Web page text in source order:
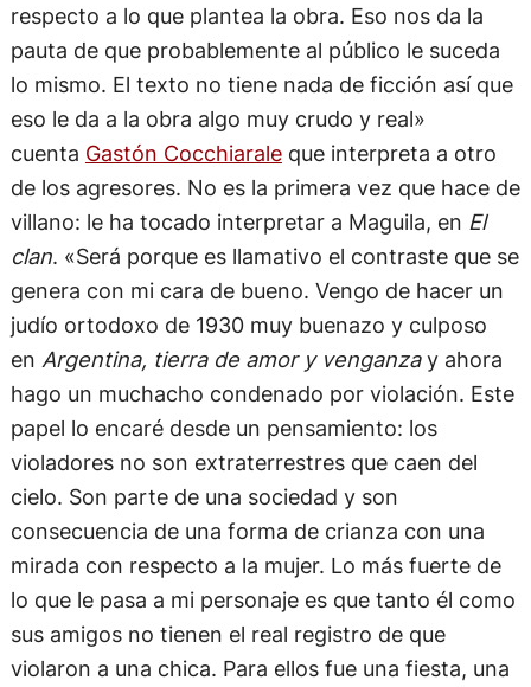
respecto a lo que plantea la obra. Eso nos da la
pauta de que probablemente al público le suceda
lo mismo. El texto no tiene nada de ficción así que
eso le da a la obra algo muy crudo y real»
cuenta Gastón Cocchiaraleque interpreta a otro
de los agresores. No es la primera vez que hace de
villano: le ha tocado interpretar a Maguila, en El
clan. «Será porque es llamativo el contraste que se
genera con mi cara de bueno. Vengo de hacer un
judío ortodoxo de 1930 muy buenazo y culposo
en Argentina, tierra de amor y venganzay ahora
hago un muchacho condenado por violación. Este
papel lo encaré desde un pensamiento: los
violadores no son extraterrestres que caen del
cielo. Son parte de una sociedad y son
consecuencia de una forma de crianza con una
mirada con respecto a la mujer. Lo más fuerte de
lo que le pasa a mi personaje es que tanto él como
sus amigos no tienen el real registro de que
violaron a una chica. Para ellos fue una fiesta, una